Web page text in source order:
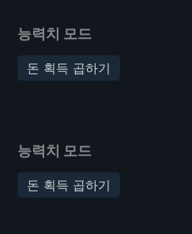
능력치 모드
돈 획득 곱하기
능력치 모드
돈 획득 곱하기